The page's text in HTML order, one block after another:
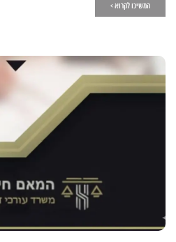
המשיכו לקרוא >